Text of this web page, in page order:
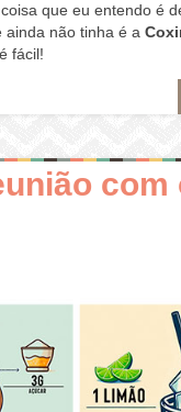
que eu entendo é
ainda não tinha é a
fácil!
com